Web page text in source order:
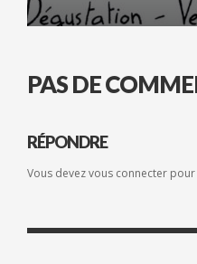
PAS DE
RÉPONDRE
Vous devezvous connecter